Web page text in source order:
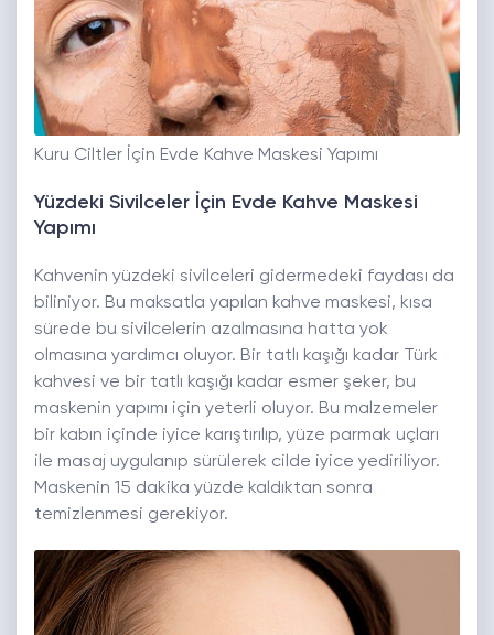
Kuru Ciltler İçin Evde Kahve Maskesi Yapımı
Yüzdeki Sivilceler İçin Evde Kahve Maskesi
Yapımı
Kahvenin yüzdeki sivilceleri gidermedeki faydası da
biliniyor. Bu maksatla yapılan kahve maskesi, kısa
sürede bu sivilcelerin azalmasına hatta yok
olmasına yardımcı oluyor. Bir tatlı kaşığı kadar Türk
kahvesi ve bir tatlı kaşığı kadar esmer şeker, bu
maskenin yapımı için yeterli oluyor. Bu malzemeler
bir kabın içinde iyice karıştırılıp, yüze parmak uçları
ile masaj uygulanıp sürülerek cilde iyice yediriliyor.
Maskenin 15 dakika yüzde kaldıktan sonra
temizlenmesi gerekiyor.